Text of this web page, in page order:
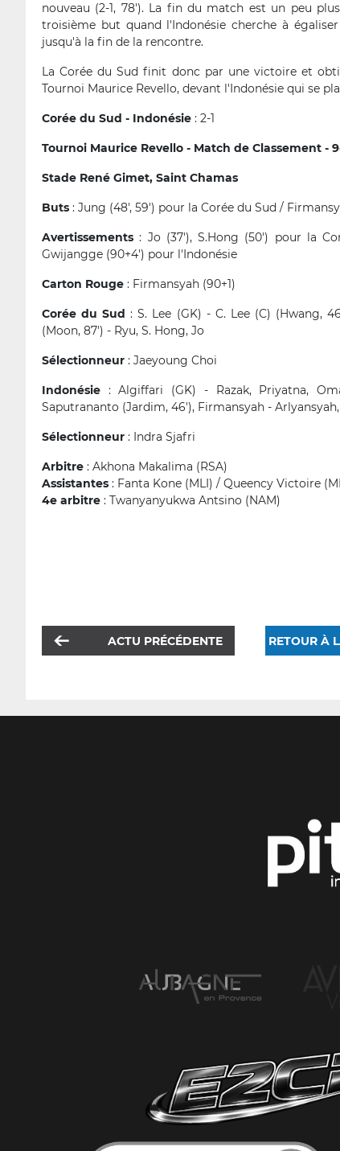
nouveau (2-1, 78'). La fin du match est un peu
troisième but quand l'Indonésie cherche à
jusqu'à la fin de la rencontre.
La Corée du Sud finit donc par une victoire et
Tournoi Maurice Revello, devant l'Indonésie qui se
Corée du Sud - Indonésie : 2-1
Tournoi Maurice Revello - Match de Classement -
Stade René Gimet, Saint Chamas
Buts : Jung (48', 59') pour la Corée du Sud /
Avertissements : Jo (37'), S.Hong (50') pour la
Gwijangge (90+4') pour l'Indonésie
Carton Rouge : Firmansyah (90+1)
Corée du Sud : S. Lee (GK) - C. Lee (C) (Hwang,
(Moon, 87') - Ryu, S. Hong, Jo
Sélectionneur : Jaeyoung Choi
Indonésie : Algiffari (GK) - Razak, Priyatna,
Saputrananto (Jardim, 46'), Firmansyah -
Sélectionneur : Indra Sjafri
Arbitre : Akhona Makalima (RSA)
Assistantes : Fanta Kone (MLI) / Queency Victoire
4e arbitre : Twanyanyukwa Antsino (NAM)
ACTU PRÉCÉDENTE RETOUR À